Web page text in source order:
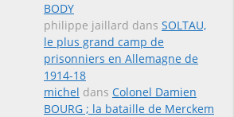
BODY
philippe jaillard dans SOLTAU,
le plus grand camp de
prisonniers en Allemagne de
1914-18
michel dans Colonel Damien
BOURG ; la bataille de Merckem